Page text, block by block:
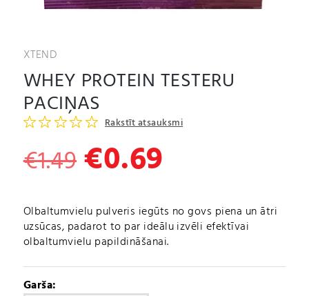
XTEND
WHEY PROTEIN TESTERU
PACIŅAS
Rakstīt atsauksmi
€1.49Original
was:
€1.49.
€0.69
is:
€0.69.
Olbaltumvielu pulveris iegūts no govs piena un ātri
uzsūcas, padarot to par ideālu izvēli efektīvai
olbaltumvielu papildināšanai.
Garša: